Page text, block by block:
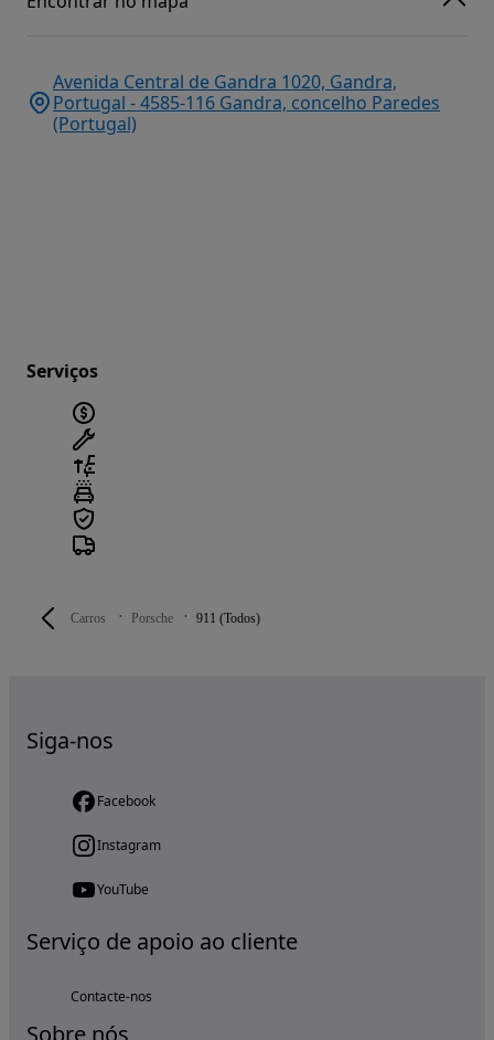
Carros Porsche 911 (Todos)
Avenida Central de Gandra 1020, Gandra,
Portugal - 4585-116 Gandra, concelho Paredes
(Portugal)
Serviços
Siga-nos
Facebook
Instagram
YouTube
Serviço de apoio ao cliente
Contacte-nos
Sobre nós